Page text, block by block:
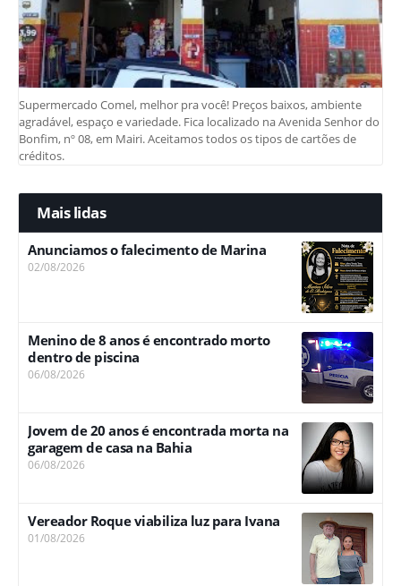
Supermercado Comel, melhor pra você! Preços baixos, ambiente
agradável, espaço e variedade. Fica localizado na Avenida Senhor do
Bonfim, nº 08, em Mairi. Aceitamos todos os tipos de cartões de
créditos.
Mais lidas
Anunciamos o falecimento de Marina
02/08/2026
Menino de 8 anos é encontrado morto
dentro de piscina
06/08/2026
Jovem de 20 anos é encontrada morta na
garagem de casa na Bahia
06/08/2026
Vereador Roque viabiliza luz para Ivana
01/08/2026